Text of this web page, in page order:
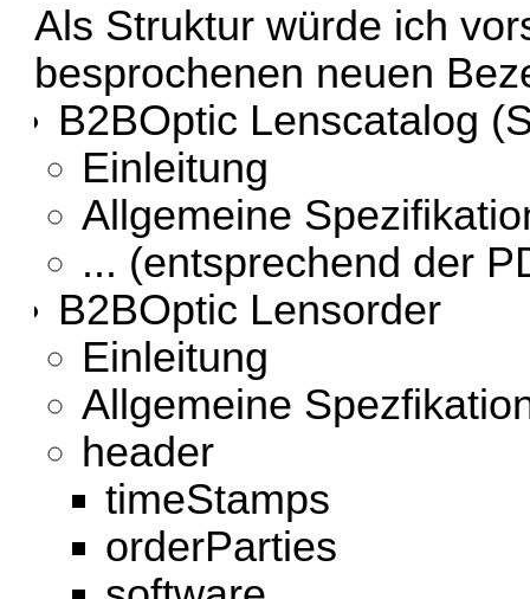
Als Struktur würde ich
besprochenen neuen
B2BOptic Lenscatalog
Einleitung
Allgemeine
... (entsprechend der
B2BOptic Lensorder
Einleitung
Allgemeine
header
timeStamps
orderParties